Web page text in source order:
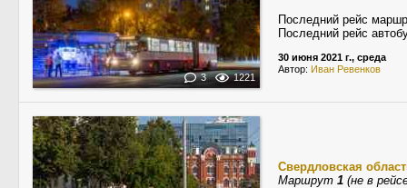
3 1221
Последний рейс
Последний рейс
30 июня 2021 г., среда
Автор: Иван Ревенков
Свердловская
Маршрут 1 (не в